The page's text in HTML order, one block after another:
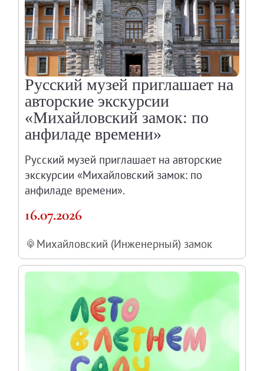
Русский музей приглашает на
авторские экскурсии
«Михайловский замок: по
анфиладе времени»
Русский музей приглашает на авторские
экскурсии «Михайловский замок: по
анфиладе времени».
16.07.2026
Михайловский (Инженерный) замок